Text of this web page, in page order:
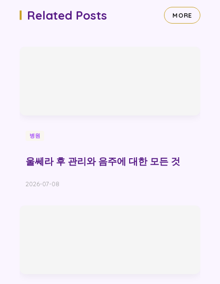
Related Posts MORE
병원
울쎄라 후 관리와 음주에 대한 모든 것
2026-07-08